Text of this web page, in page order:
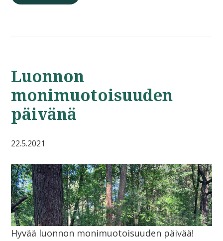
Luonnon
monimuotoisuuden
päivänä
22.5.2021
Hyvää luonnon monimuotoisuuden päivää!